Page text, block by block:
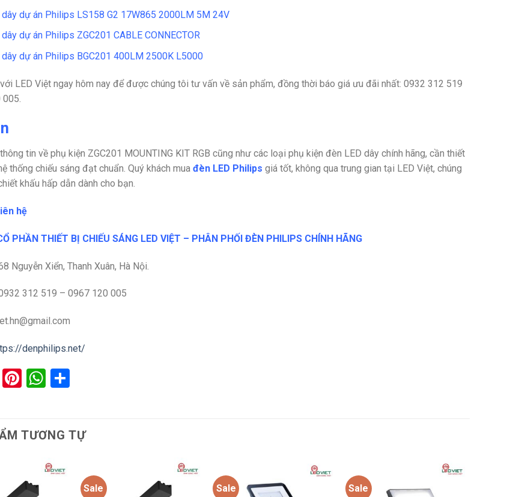
dự án Philips LS158 G2 17W865 2000LM 5M 24V
dự án Philips ZGC201 CABLE CONNECTOR
dự án Philips BGC201 400LM 2500K L5000
LED Việtngay hôm nay để được chúng tôi tư vấn về sản phẩm, đồng thời báo giá ưu đãi nhất: 0932 312 519
tin về phụ kiện ZGC201 MOUNTING KIT RGB cũng như các loại phụ kiện đèn LED dây chính hãng, cần thiết
thống chiếu sáng đạt chuẩn. Quý khách mua đèn LED Philips giá tốt, không qua trung gian tại LED Việt, chúng
khấu hấp dẫn dành cho bạn.
hệ
PHẦN THIẾT BỊ CHIẾU SÁNG LED VIỆT – PHÂN PHỐI ĐÈN PHILIPS CHÍNH HÃNG
Nguyễn Xiển, Thanh Xuân, Hà Nội.
312 519 – 0967 120 005
denphilips.net/
Pinterest
WhatsApp
Share
TƯƠNG TỰ
Sale Sale Sale